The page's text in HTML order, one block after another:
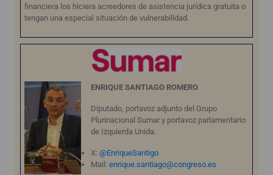
financiera los hiciera acreedores de asistencia jurídica gratuita o
tengan una especial situación de vulnerabilidad.
ENRIQUE SANTIAGO ROMERO
Diputado, portavoz adjunto del Grupo
Plurinacional Sumar y portavoz parlamentario
de Izquierda Unida.
X: @EnriqueSantigo
Mail: enrique.santiago@congreso.es